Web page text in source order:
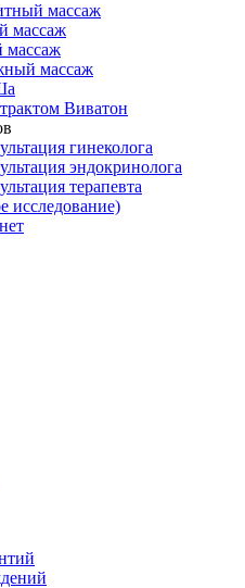
массаж
массаж
массаж
массаж
Виватон
гинеколога
эндокринолога
терапевта
исследование)